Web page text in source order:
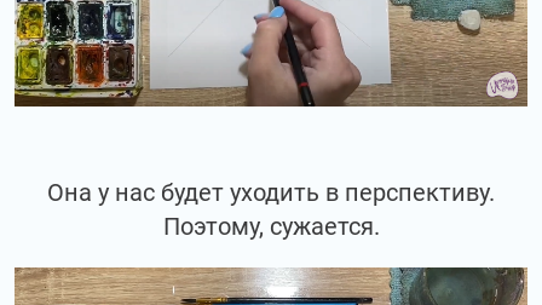
Она у нас будет уходить в перспективу.
Поэтому, сужается.